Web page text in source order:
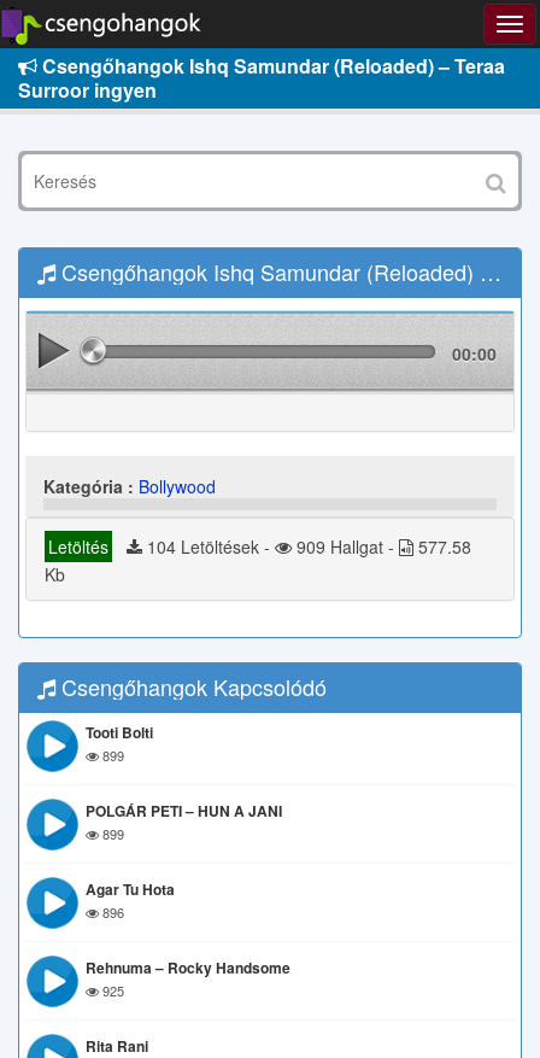
Csengőhangok Ishq Samundar (Reloaded) – Teraa
Surroor ingyen
Csengőhangok Ishq Samundar (Reloaded) – Teraa Surroor Letöltés
00:00
Kategória : Bollywood
Letöltés 104 Letöltések - 909 Hallgat -
577.58
Kb
Csengőhangok Kapcsolódó
Tooti Bolti
899
POLGÁR PETI – HUN A JANI
899
Agar Tu Hota
896
Rehnuma – Rocky Handsome
925
Rita Rani